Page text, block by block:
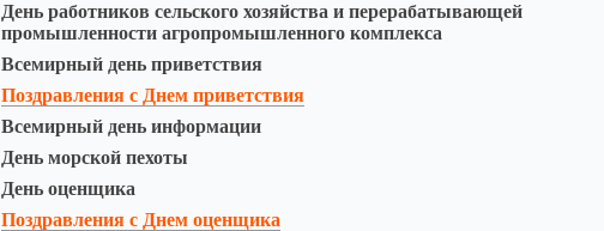
День работников сельского хозяйства и перерабатывающей
промышленности агропромышленного комплекса
Всемирный день приветствия
Поздравления с Днем приветствия
Всемирный день информации
День морской пехоты
День оценщика
Поздравления с Днем оценщика